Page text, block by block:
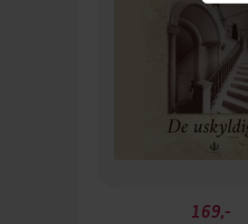
169,-